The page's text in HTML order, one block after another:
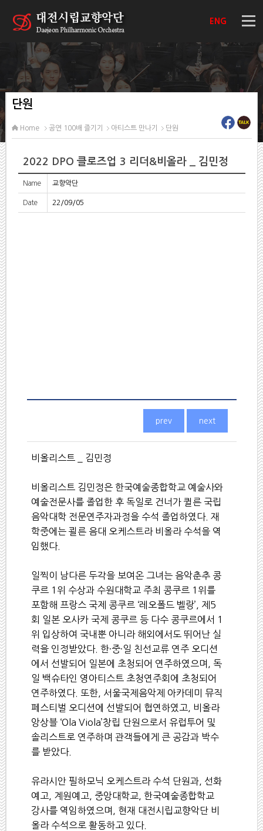
ENG
단원
Home 공연 100배 즐기기 아티스트 만나기 단원
2022 DPO 클로즈업 3 리더&비올라 _ 김민정
Name 교향악단
Date 22/09/05
비올리스트 김민정
비올리스트 김민정은 한국예술종합학교 예술사와
예술전문사를 졸업한 후 독일로 건너가 퀼른 국립
음악대학 전문연주자과정을 수석 졸업하였다.재
학중에는 쾰른 음대 오케스트라 비올라 수석을 역
임했다.
일찍이 남다른 두각을 보여온 그녀는 음악춘추 콩
쿠르 1 위 수상과 수원대학교 주최 콩쿠르 1 위를
포함해 프랑스 국제 콩쿠르 ‘레오폴드 벨랑’, 제 5
회 일본 오사카 국제 콩쿠르 등 다수 콩쿠르에서 1
위 입상하여 국내뿐 아니라 해외에서도 뛰어난 실
력을 인정받았다.한·중·일 친선교류 연주 오디션
에서 선발되어 일본에 초청되어 연주하였으며
독
일 백슈타인 영아티스트 초청연주회에 초청되어
연주하였다. 또한
서울국제음악제 아카데미 뮤직
페스티벌 오디션에 선발되어 협연하였고
비올라
앙상블 ‘Ola Viola’창립 단원으로서 유럽투어 및
솔리스트로 연주하며 관객들에게 큰 공감과 박수
를 받았다.
유라시안 필하모닉 오케스트라 수석 단원과
선화
예고
계원예고 중앙대학교 ,한국예술종합학교
강사를 역임하였으며
현재 대전시립교향악단 비
올라 수석으로 활동하고 있다.